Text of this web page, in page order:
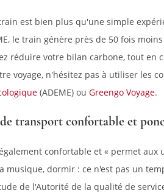
est bien plus qu'une simple
le train génère près de 50 fois
réduire votre bilan carbone, tout en
voyage, n'hésitez pas à utiliser les
(ADEME) ou Greengo Voyage.
transport confortable et
confortable et « permet
musique, dormir : ce n'est pas un
de l'Autorité de la qualité de